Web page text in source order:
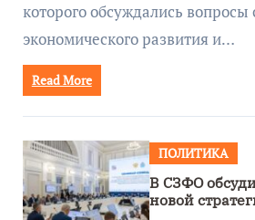
которого обсуждались вопросы
экономического развития и…
Read More
ПОЛИТИКА
В СЗФО
новой